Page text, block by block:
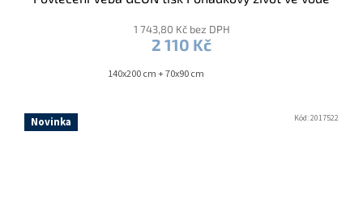
1 743,80 Kč bez DPH
2 110 Kč
140x200 cm + 70x90 cm
Novinka Kód:2017522